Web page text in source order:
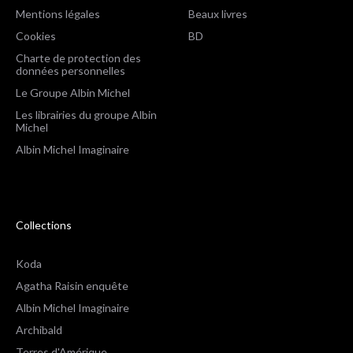
Mentions légales
Cookies
Charte de protection des
données personnelles
Le Groupe Albin Michel
Les librairies du groupe Albin
Michel
Albin Michel Imaginaire
Beaux livres
BD
Collections
Koda
Agatha Raisin enquête
Albin Michel Imaginaire
Archibald